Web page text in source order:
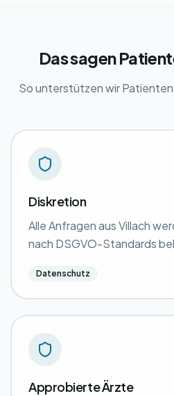
Das sagen
So unterstützen wir Patienten
Diskretion
Alle Anfragen aus Villach
nach DSGVO-Standards
Datenschutz
Approbierte Ärzte